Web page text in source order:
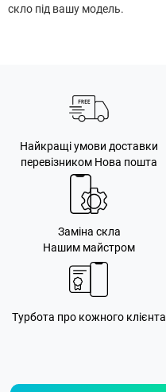
скло під вашу модель.
Найкращі умови доставки
перевізником Нова пошта
Заміна скла
Нашим майстром
Турбота про кожного клієнта